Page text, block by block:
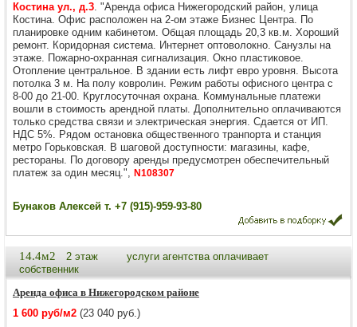
Костина ул., д.3. "Аренда офиса Нижегородский район, улица
Костина. Офис расположен на 2-ом этаже Бизнес Центра. По
планировке одним кабинетом. Общая площадь 20,3 кв.м. Хороший
ремонт. Коридорная система. Интернет оптоволокно. Санузлы на
этаже. Пожарно-охранная сигнализация. Окно пластиковое.
Отопление центральное. В здании есть лифт евро уровня. Высота
потолка 3 м. На полу ковролин. Режим работы офисного центра с
8-00 до 21-00. Круглосуточная охрана. Коммунальные платежи
вошли в стоимость арендной платы. Дополнительно оплачиваются
только средства связи и электрическая энергия. Сдается от ИП.
НДС 5%. Рядом остановка общественного транпорта и станция
метро Горьковская. В шаговой доступности: магазины, кафе,
рестораны. По договору аренды предусмотрен обеспечительный
платеж за один месяц.", N108307
Бунаков Алексей т. +7 (915)-959-93-80
14.4м2 2 этаж
услуги агентства оплачивает
собственник
Аренда офиса в Нижегородском районе
1 600 руб/м2 (23 040 руб.)